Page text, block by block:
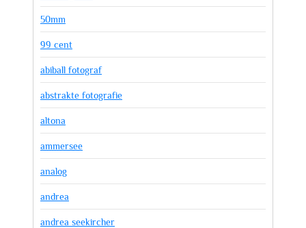
50mm
99 cent
abiball fotograf
abstrakte fotografie
altona
ammersee
analog
andrea
andrea seekircher